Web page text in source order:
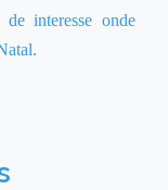
interesse onde